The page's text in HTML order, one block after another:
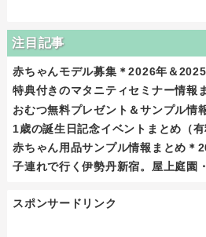
注目記事
赤ちゃんモデル募集＊2026年＆
特典付きのマタニティセミナー情報
おむつ無料プレゼント＆サンプル情
1歳の誕生日記念イベントまとめ（有
赤ちゃん用品サンプル情報まとめ＊
子連れで行く伊勢丹新宿。屋上庭園
スポンサードリンク